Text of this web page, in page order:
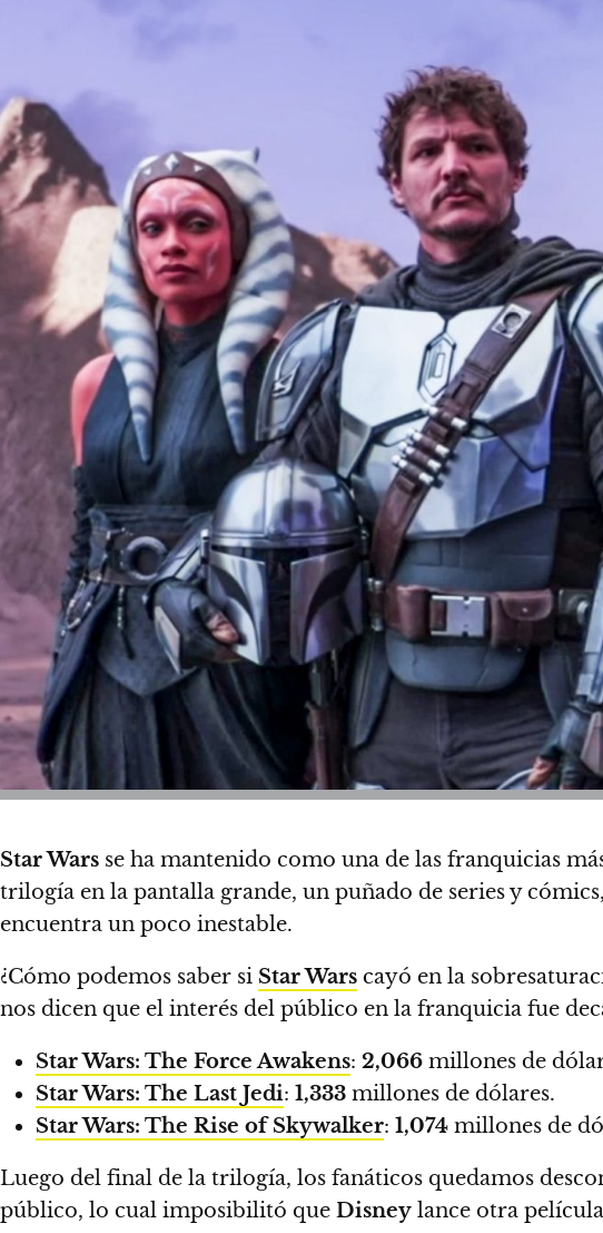
Star Wars se ha mantenido como una de las franquicias
trilogía en la pantalla grande, un puñado de series y
encuentra un poco inestable.
¿Cómo podemos saber si Star Wars cayó en la
nos dicen que el interés del público en la franquicia fue
Star Wars: The Force Awakens: 2,066 millones de
Star Wars: The Last Jedi: 1,333 millones de dólares.
Star Wars: The Rise of Skywalker: 1,074 millones de
Luego del final de la trilogía, los fanáticos quedamos
público, lo cual imposibilitó que Disney lance otra